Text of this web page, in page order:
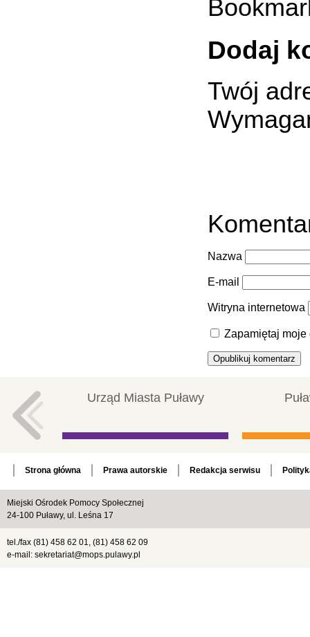
Dodaj
Twój
Nazwa
E-mail
Witryna internetowa
Zapamiętaj moje
Urząd Miasta Puławy
Strona główna Prawa autorskie Redakcja serwisu
Miejski Ośrodek Pomocy Społecznej
24-100 Puławy, ul. Leśna 17
tel./fax (81) 458 62 01, (81) 458 62 09
e-mail: sekretariat@mops.pulawy.pl